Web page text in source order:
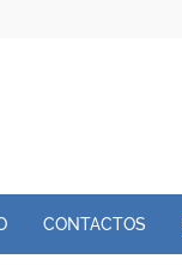
CONTACTOS